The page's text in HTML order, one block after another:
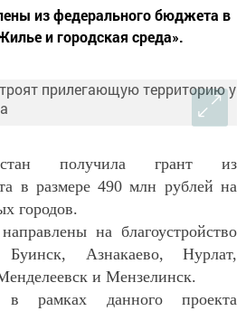
из федерального бюджета в
и городская среда».
получила грант из
в размере 490 млн рублей на
городов.
на благоустройство
Буинск, Азнакаево, Нурлат,
и Мензелинск.
рамках данного проекта